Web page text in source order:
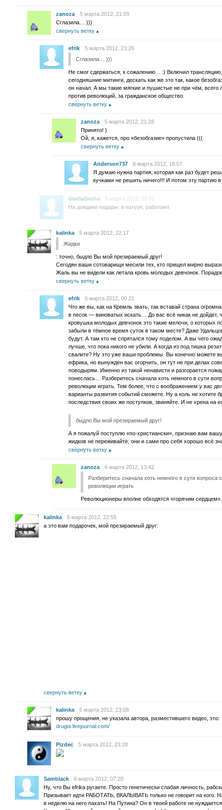
zanoza
5 марта 2012, 21:09
Сглазила… )))
свернуть ветку
efrik
5 марта 2012, 21:26
Сглазила… )))
Не смог сдержаться, к сожалению… :) Включил
сегодняшние митинги, дескать как же это так, какое
он начал. А мы такие мягкие и пушистые не при чём,
против революций, за гражданское общество.
свернуть ветку
zanoza
5 марта 2012, 21:28
Принято! )
Ой, я, кажется, про «безобгазие» пропустила (((
свернуть ветку
Anderson737
6 марта 2012, 18:07
Я думаю нужна партия, которая как раз будет
кучками не решить ничего!!! И потом эту партию
diadiaSasha
5 марта 2012, 22:01
На дождике пидары, в натуре, работают.
kalinka
5 марта 2012, 22:17
Жидки
: точно, быдло Вы мой презираемый друг!
Сегодян ваши сотоварищи месили тех, кто прищел мирно
Жаль вы не видели как летала кровь молодых девчонок.
свернуть ветку
efrik
6 марта 2012, 00:21
Что же вы, как на Кремль звать, так вставай страна
в песок — виноватых искать… До вас всё никак не дойдет,
кровушка молодых девчонок это такие мелочи, о которых
забыли в тёмное время суток в таком месте? Даже
будут. А там кто не спрятался тому поделом. А вы чего
лучше, что пока никого не убили. А когда из под тишка
свалите? Ну это уже ваши проблемы. Вы конечно можете
ефрика, но вынужден вас огорчить, он тут не при делах
поводырям. Именно из такой ненависти и разгорается
понеслась… Разберитесь сначала хоть немного в сути
революции играть. Тем более, что с воображением у вас
варианты развития событий сможете. Ну а коль не хотите
последствия своих же поступков, звиняйте. И не хрена на
быдло Вы мой презираемый друг!
А я пожалуй поступлю «по-христиански», признаю вам
жидков не переживайте, они и сами про себя хорошо всё
свернуть ветку
zanoza
6 марта 2012, 13:42
Разберитесь сначала хоть немного в сути вопроса
революции играть
Революционеры вполне обходятся «горячим
kalinka
5 марта 2012, 22:55
а это вам подарочек, мой презираемый друг:
свернуть ветку
kalinka
5 марта 2012, 23:08
прошу прощения, не указала автора, разместившего видео, это:
drugoi.livejournal.com/
Pizdec 5 марта 2012, 23:28
Samblack
6 марта 2012, 07:20
Ну, что Вы efrika ругаете. Просто генетически слабая личность,
Призывает идти РАБОТАТЬ, ВКАЛЫВАТЬ только не говорит на кого.
в неделю на него пахать! На Путина? Он в твоей работе не